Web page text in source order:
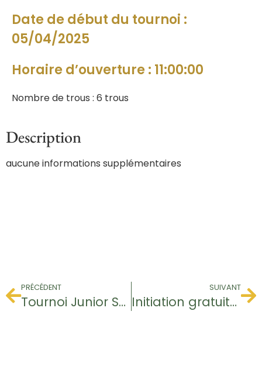
Date de début du tournoi :
05/04/2025
Horaire d’ouverture : 11:00:00
Nombre de trous : 6 trous
Description
aucune informations supplémentaires
PRÉCÉDENT
Tournoi Junior Séries
SUIVANT
Initiation gratuite – Baptême de Golf